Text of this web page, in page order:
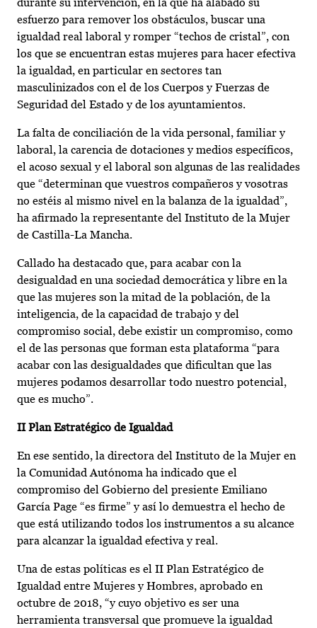
esfuerzo para remover los obstáculos, buscar una
igualdad real laboral y romper “techos de cristal”, con
los que se encuentran estas mujeres para hacer efectiva
la igualdad, en particular en sectores tan
masculinizados con el de los Cuerpos y Fuerzas de
Seguridad del Estado y de los ayuntamientos.
La falta de conciliación de la vida personal, familiar y
laboral, la carencia de dotaciones y medios específicos,
el acoso sexual y el laboral son algunas de las realidades
que “determinan que vuestros compañeros y vosotras
no estéis al mismo nivel en la balanza de la igualdad”,
ha afirmado la representante del Instituto de la Mujer
de Castilla-La Mancha.
Callado ha destacado que, para acabar con la
desigualdad en una sociedad democrática y libre en la
que las mujeres son la mitad de la población, de la
inteligencia, de la capacidad de trabajo y del
compromiso social, debe existir un compromiso, como
el de las personas que forman esta plataforma “para
acabar con las desigualdades que dificultan que las
mujeres podamos desarrollar todo nuestro potencial,
que es mucho”.
II Plan Estratégico de Igualdad
En ese sentido, la directora del Instituto de la Mujer en
la Comunidad Autónoma ha indicado que el
compromiso del Gobierno del presiente Emiliano
García Page “es firme” y así lo demuestra el hecho de
que está utilizando todos los instrumentos a su alcance
para alcanzar la igualdad efectiva y real.
Una de estas políticas es el II Plan Estratégico de
Igualdad entre Mujeres y Hombres, aprobado en
octubre de 2018, “y cuyo objetivo es ser una
herramienta transversal que promueve la igualdad